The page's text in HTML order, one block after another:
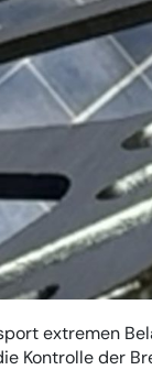
extremen
Kontrolle der